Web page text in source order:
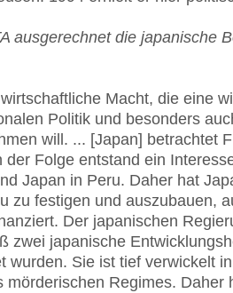
ausgerechnet die japanische
Macht, die eine
Politik und besonders
will. ... [Japan] betrachtet
der Folge entstand ein
Japan in Peru. Daher hat
zu fe­stigen und auszubauen,
Der japanischen
zwei japanische
wurden. Sie ist tief verwickelt
mörderischen Regimes. Daher